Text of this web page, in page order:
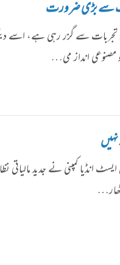
سے بڑی ضرورت
سے گزر رہی ہے، اسے
مصنوعی انداز می…
انڈیا کمپنی نے جدید